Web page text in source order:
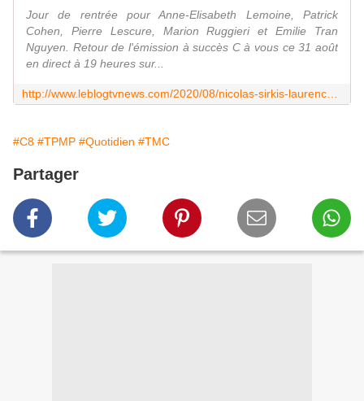
Jour de rentrée pour Anne-Elisabeth Lemoine, Patrick
Cohen, Pierre Lescure, Marion Ruggieri et Emilie Tran
Nguyen. Retour de l'émission à succès C à vous ce 31 août
en direct à 19 heures sur...
#C8 #TPMP #Quotidien #TMC
Partager